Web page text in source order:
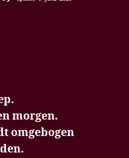
morgen.
omgebogen